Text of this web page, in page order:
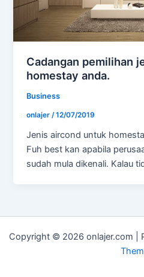
Cadangan pemilihan
homestay anda.
Business
onlajer/12/07/2019
Jenis aircond untuk
Fuh best kan apabila
sudah mula dikenali. Kalau
Copyright © 2026 onlajer.com |